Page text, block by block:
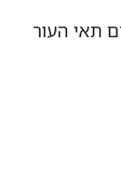
תאי העור